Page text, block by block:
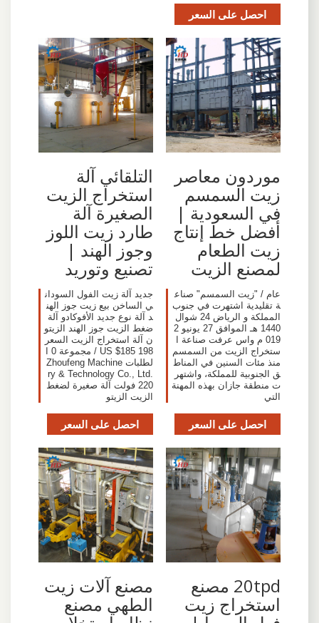
احصل على السعر
موردون معاصر
زيت السمسم
في السعودية |
أفضل خط إنتاج
زيت الطعام
لمصنع الزيت
عام / "زيت السمسم" صناع
ة تقليدية اشتهرت في جنوب
المملكة و الرياض 24 شوال
1440 هـ الموافق 27 يونيو 2
019 م واس عرفت صناعة ا
ستخراج الزيت من السمسم
منذ مئات السنين في المناط
ق الجنوبية للمملكة، واشتهر
ت منطقة جازان بهذه المهنة
التي
احصل على السعر
التلقائي آلة
استخراج الزيت
الصغيرة آلة
طارد زيت اللوز
وجوز الهند |
تصنيع وتوريد
جديد آلة زيت الفول السودان
ي الساخن بيع زيت جوز الهن
د آلة نوع جديد الأفوكادو آلة
ضغط الزيت جوز الهند الزيتو
ن آلة استخراج الزيت السعر
US $185 198 / مجموعة 0 ا
لطلبات Zhoufeng Machine
ry & Technology Co., Ltd.
220 فولت آلة صغيرة لضغط
الزيت الزيتو
احصل على السعر
20tpd مصنع
استخراج زيت
مصنع آلات زيت
الطهي مصنع